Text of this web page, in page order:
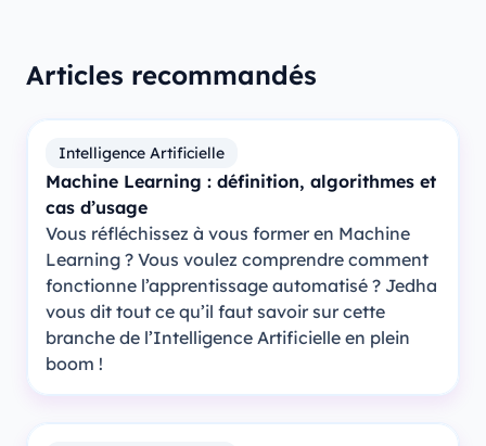
Articles recommandés
Intelligence Artificielle
Machine Learning : définition, algorithmes et
cas d’usage
Vous réfléchissez à vous former en Machine
Learning ? Vous voulez comprendre comment
fonctionne l’apprentissage automatisé ? Jedha
vous dit tout ce qu’il faut savoir sur cette
branche de l’Intelligence Artificielle en plein
boom !